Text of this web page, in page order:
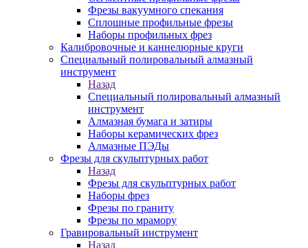
Фрезы вакуумного спекания
Сплошные профильные фрезы
Наборы профильных фрез
Калибровочные и каннелюрные круги
Специальный полировальный алмазный
инструмент
Назад
Специальный полировальный алмазный
инструмент
Алмазная бумага и затиры
Наборы керамических фрез
Алмазные ПЭДы
Фрезы для скульптурных работ
Назад
Фрезы для скульптурных работ
Наборы фрез
Фрезы по граниту
Фрезы по мрамору
Гравировальный инструмент
Назад